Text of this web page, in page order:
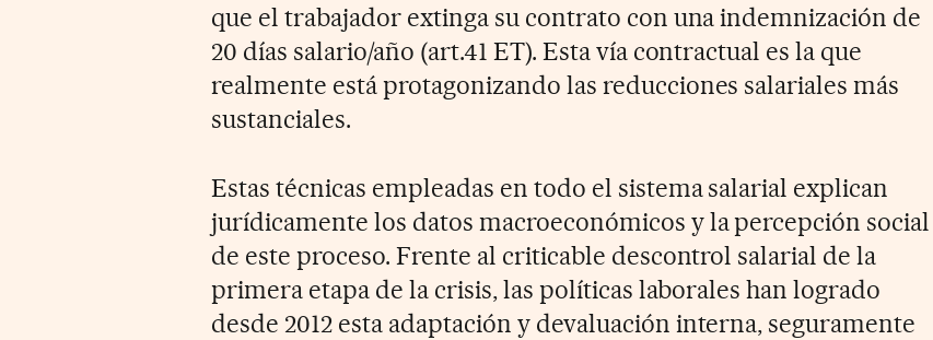
que el trabajador extinga su contrato con una indemnización de
20 días salario/año (art.41 ET). Esta vía contractual es la que
realmente está protagonizando las reducciones salariales más
sustanciales.
Estas técnicas empleadas en todo el sistema salarial explican
jurídicamente los datos macroeconómicos y la percepción social
de este proceso. Frente al criticable descontrol salarial de la
primera etapa de la crisis, las políticas laborales han logrado
desde 2012 esta adaptación y devaluación interna, seguramente